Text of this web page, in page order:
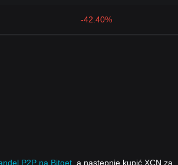
-42.40%
P2P na Bitget , a następnie kupić XCN za